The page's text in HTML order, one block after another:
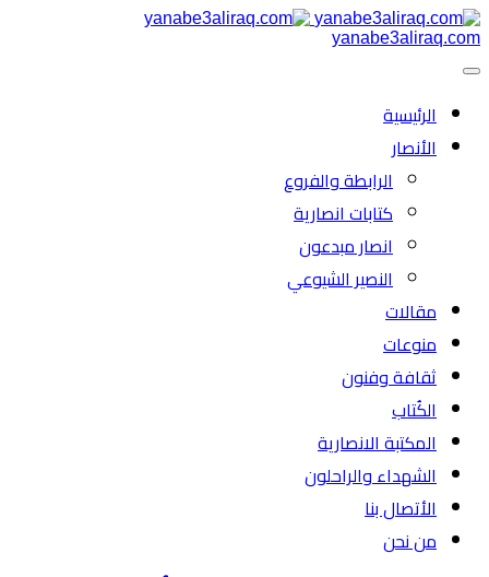
yanabe3aliraq.com
الرئیسية
الأنصار
الرابطة والفروع
كتابات انصارية
انصار مبدعون
النصیر الشیوعي
مقالات
منوعات
ثقافة وفنون
الكُتاب
المكتبة الانصارية
الشهداء والراحلون
الأتصال بنا
من نحن